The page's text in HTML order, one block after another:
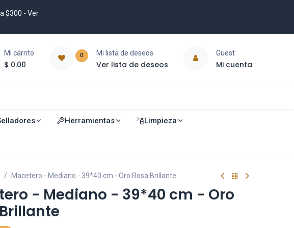
$300 - Ver
Mi carrito
$ 0.00
0 Mi lista de deseos
Ver lista de deseos
Guest
Mi cuenta
Herramientas Limpieza
Macetero - Mediano - 39*40 cm - Oro Rosa Brillante
- Mediano - 39*40 cm - Oro